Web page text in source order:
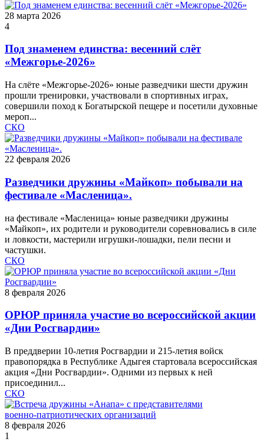
28 марта 2026
4
Под знаменем единства: весенний слёт
«Межгорье-2026»
На слёте «Межгорье‑2026» юные разведчики шести дружин
прошли тренировки, участвовали в спортивных играх,
совершили поход к Богатырской пещере и посетили духовные
мероп...
СКО
22 февраля 2026
Разведчики дружины «Майкоп» побывали на
фестивале «Масленица».
на фестивале «Масленица» юные разведчики дружины
«Майкоп», их родители и руководители соревновались в силе
и ловкости, мастерили игрушки‑лошадки, пели песни и
частушки.
СКО
8 февраля 2026
ОРЮР приняла участие во всероссийской акции
«Дни Росгвардии»
В преддверии 10-летия Росгвардии и 215-летия войск
правопорядка в Республике Адыгея стартовала всероссийская
акция «Дни Росгвардии». Одними из первых к ней
присоединил...
СКО
8 февраля 2026
1